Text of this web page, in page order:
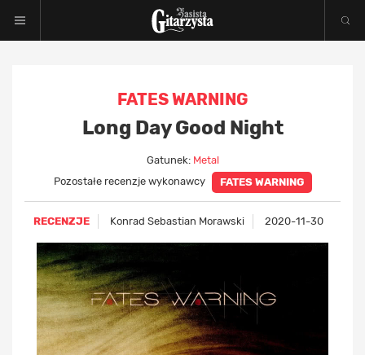
FATES WARNING
Long Day Good Night
Gatunek: Metal
Pozostałe recenzje wykonawcy
FATES WARNING
RECENZJE Konrad Sebastian Morawski 2020-11-30